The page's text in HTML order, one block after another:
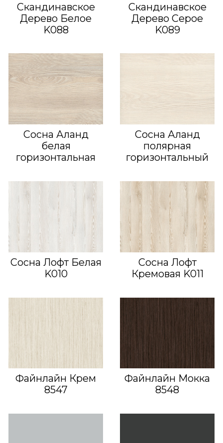
Скандинавское
Дерево Белое
K088
Скандинавское
Дерево Серое
K089
Сосна Аланд
белая
горизонтальная
Сосна Аланд
полярная
горизонтальный
Сосна Лофт Белая
K010
Сосна Лофт
Кремовая K011
Файнлайн Крем
8547
Файнлайн Мокка
8548